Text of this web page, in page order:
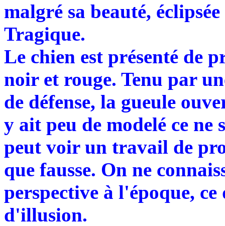
malgré sa beauté,
Tragique.
Le chien est présenté de
noir et rouge. Tenu par
de défense, la gueule
y ait peu de modelé ce ne
peut voir un travail de
que fausse. On ne
perspective à l'époque,
d'illusion.